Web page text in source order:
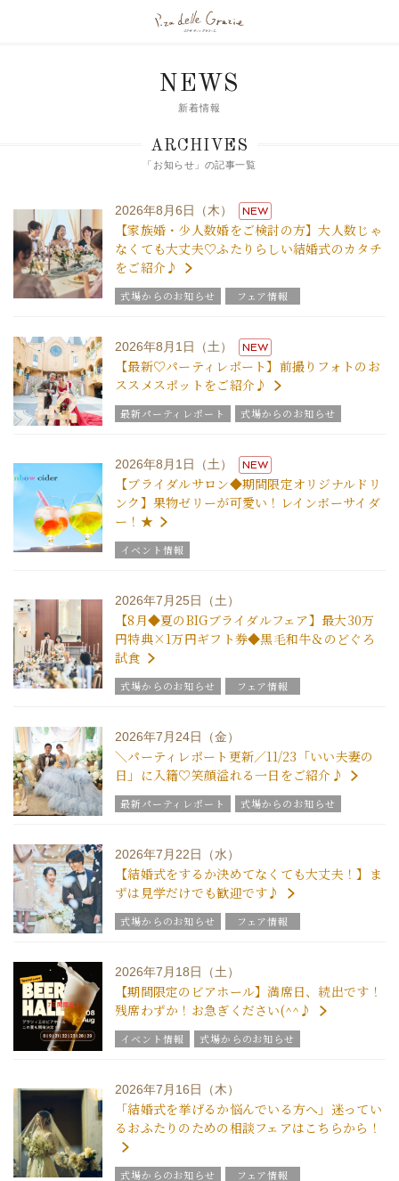
NEWS
新着情報
ARCHIVES
「お知らせ」の記事一覧
2026年8月6日（木） NEW
【家族婚・少人数婚をご検討の方】大人数じゃ
なくても大丈夫♡ふたりらしい結婚式のカタチ
をご紹介♪
式場からのお知らせ フェア情報
2026年8月1日（土） NEW
【最新♡パーティレポート】前撮りフォトのお
ススメスポットをご紹介♪
最新パーティレポート 式場からのお知らせ
2026年8月1日（土） NEW
【ブライダルサロン◆期間限定オリジナルドリ
ンク】果物ゼリーが可愛い！レインボーサイダ
ー！★
イベント情報
2026年7月25日（土）
【8月◆夏のBIGブライダルフェア】最大30万
円特典×1万円ギフト券◆黒毛和牛＆のどぐろ
試食
式場からのお知らせ フェア情報
2026年7月24日（金）
＼パーティレポート更新／11/23「いい夫妻の
日」に入籍♡笑顔溢れる一日をご紹介♪
最新パーティレポート 式場からのお知らせ
2026年7月22日（水）
【結婚式をするか決めてなくても大丈夫！】ま
ずは見学だけでも歓迎です♪
式場からのお知らせ フェア情報
2026年7月18日（土）
【期間限定のビアホール】満席日、続出です！
残席わずか！お急ぎください(^^♪
イベント情報 式場からのお知らせ
2026年7月16日（木）
「結婚式を挙げるか悩んでいる方へ」迷ってい
るおふたりのための相談フェアはこちらから！
式場からのお知らせ フェア情報